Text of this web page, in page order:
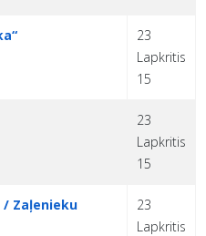
23
Lapkritis
15
23
Lapkritis
15
/ Zaļenieku
23
Lapkritis